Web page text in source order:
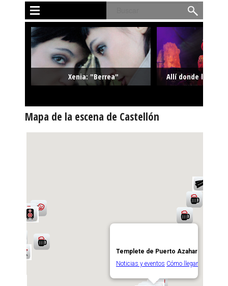
Xenia: "Berrea" Allí donde la
Mapa de la escena de Castellón